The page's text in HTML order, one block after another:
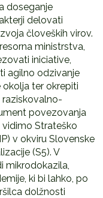
doseganje
delovati
človeških virov.
ministrstva,
iniciative,
agilno odzivanje
ter okrepiti
povezovanja
Strateško
v okviru Slovenske
(S5). V
mikrodokazila,
ki bi lahko, po
dolžnosti